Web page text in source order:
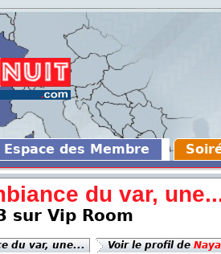
Espace des Membre
du var,
sur Vip Room
du var, une... Voir le profil de